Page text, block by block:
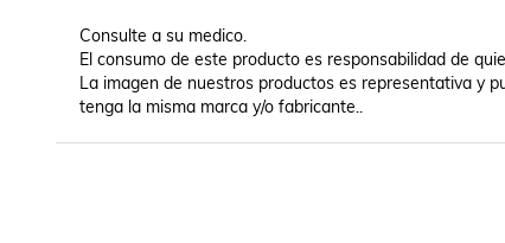
Consulte a su medico.
El consumo de este producto es responsabilidad de
La imagen de nuestros productos es representativa y
tenga la misma marca y/o fabricante..